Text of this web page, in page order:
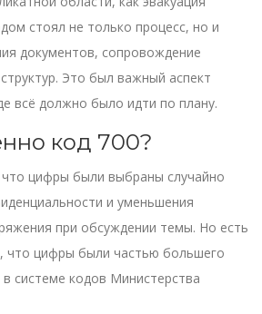
стоял не только процесс, но и
документов, сопровождение
Это был важный аспект
всё должно было идти по плану.
код 700?
цифры были выбраны случайно
и уменьшения
при обсуждении темы. Но есть
что цифры были частью большего
в системе кодов Министерства